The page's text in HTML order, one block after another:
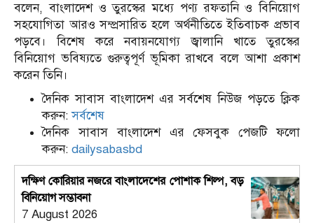
বলেন, বাংলাদেশ ও তুরস্কের মধ্যে পণ্য রফতানি ও বিনিয়োগ
সহযোগিতা আরও সম্প্রসারিত হলে অর্থনীতিতে ইতিবাচক প্রভাব
পড়বে। বিশেষ করে নবায়নযোগ্য জ্বালানি খাতে তুরস্কের
বিনিয়োগ ভবিষ্যতে গুরুত্বপূর্ণ ভূমিকা রাখবে বলে আশা প্রকাশ
করেন তিনি।
দৈনিক সাবাস বাংলাদেশ এর সর্বশেষ নিউজ পড়তে ক্লিক
করুন:সর্বশেষ
দৈনিক সাবাস বাংলাদেশ এর ফেসবুক পেজটি ফলো
করুন: dailysabasbd
দক্ষিণ কোরিয়ার নজরে বাংলাদেশের পোশাক শিল্প, বড়
বিনিয়োগ সম্ভাবনা
7 August 2026